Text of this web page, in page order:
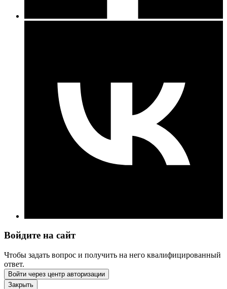
Войдите на сайт
Чтобы задать вопрос и получить на него квалифицированный
ответ.
Войти через центр авторизации
Закрыть